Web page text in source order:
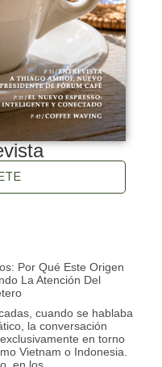
Por Qué Este Origen
La Atención Del
cuando se hablaba
la conversación
en torno
Vietnam o Indonesia.